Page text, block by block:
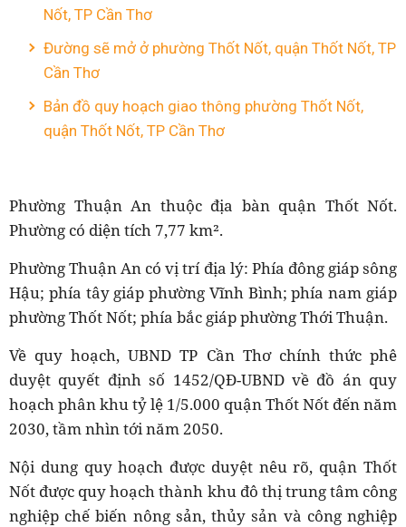
Nốt, TP Cần Thơ
Đường sẽ mở ở phường Thốt Nốt, quận Thốt Nốt, TP
Cần Thơ
Bản đồ quy hoạch giao thông phường Thốt Nốt,
quận Thốt Nốt, TP Cần Thơ
Phường Thuận An thuộc địa bàn quận Thốt Nốt.
Phường có diện tích 7,77 km².
Phường Thuận An có vị trí địa lý: Phía đông giáp sông
Hậu; phía tây giáp phường Vĩnh Bình; phía nam giáp
phường Thốt Nốt; phía bắc giáp phường Thới Thuận.
Về quy hoạch, UBND TP Cần Thơ chính thức phê
duyệt quyết định số 1452/QĐ-UBND về đồ án quy
hoạch phân khu tỷ lệ 1/5.000 quận Thốt Nốt đến năm
2030, tầm nhìn tới năm 2050.
Nội dung quy hoạch được duyệt nêu rõ, quận Thốt
Nốt được quy hoạch thành khu đô thị trung tâm công
nghiệp chế biến nông sản, thủy sản và công nghiệp